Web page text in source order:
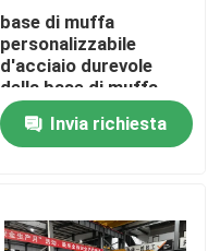
base di muffa
personalizzabile
d'acciaio durevole
della base di muffa
4Cr13 standard
Invia richiesta